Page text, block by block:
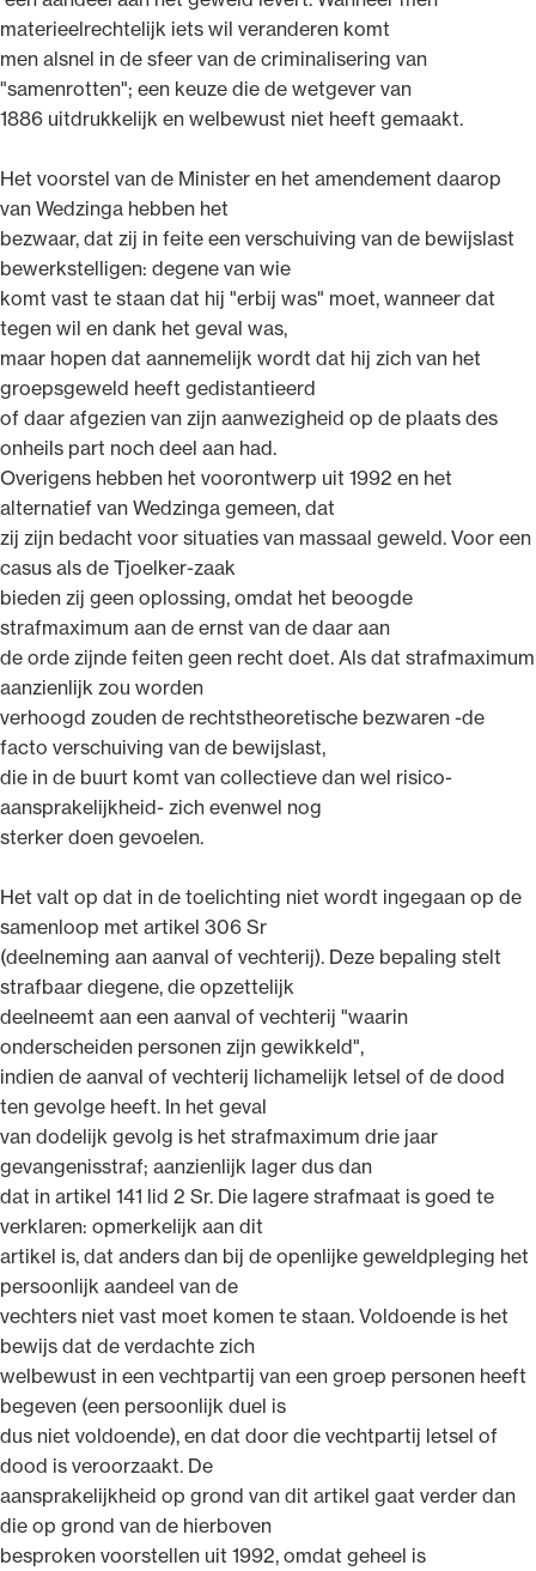
materieelrechtelijk iets wil veranderen komt
men alsnel in de sfeer van de criminalisering van
"samenrotten"; een keuze die de wetgever van
1886 uitdrukkelijk en welbewust niet heeft gemaakt.
Het voorstel van de Minister en het amendement daarop
van Wedzinga hebben het
bezwaar, dat zij in feite een verschuiving van de bewijslast
bewerkstelligen: degene van wie
komt vast te staan dat hij "erbij was" moet, wanneer dat
tegen wil en dank het geval was,
maar hopen dat aannemelijk wordt dat hij zich van het
groepsgeweld heeft gedistantieerd
of daar afgezien van zijn aanwezigheid op de plaats des
onheils part noch deel aan had.
Overigens hebben het voorontwerp uit 1992 en het
alternatief van Wedzinga gemeen, dat
zij zijn bedacht voor situaties van massaal geweld. Voor een
casus als de Tjoelker-zaak
bieden zij geen oplossing, omdat het beoogde
strafmaximum aan de ernst van de daar aan
de orde zijnde feiten geen recht doet. Als dat strafmaximum
aanzienlijk zou worden
verhoogd zouden de rechtstheoretische bezwaren -de
facto verschuiving van de bewijslast,
die in de buurt komt van collectieve dan wel risico-
aansprakelijkheid- zich evenwel nog
sterker doen gevoelen.
Het valt op dat in de toelichting niet wordt ingegaan op de
samenloop met artikel 306 Sr
(deelneming aan aanval of vechterij). Deze bepaling stelt
strafbaar diegene, die opzettelijk
deelneemt aan een aanval of vechterij "waarin
onderscheiden personen zijn gewikkeld",
indien de aanval of vechterij lichamelijk letsel of de dood
ten gevolge heeft. In het geval
van dodelijk gevolg is het strafmaximum drie jaar
gevangenisstraf; aanzienlijk lager dus dan
dat in artikel 141 lid 2 Sr. Die lagere strafmaat is goed te
verklaren: opmerkelijk aan dit
artikel is, dat anders dan bij de openlijke geweldpleging het
persoonlijk aandeel van de
vechters niet vast moet komen te staan. Voldoende is het
bewijs dat de verdachte zich
welbewust in een vechtpartij van een groep personen heeft
begeven (een persoonlijk duel is
dus niet voldoende), en dat door die vechtpartij letsel of
dood is veroorzaakt. De
aansprakelijkheid op grond van dit artikel gaat verder dan
die op grond van de hierboven
besproken voorstellen uit 1992, omdat geheel is